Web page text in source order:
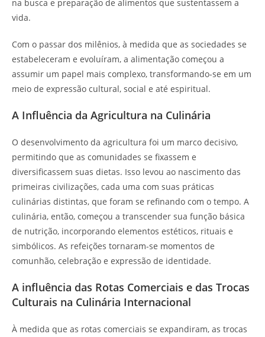
na busca e preparação de alimentos que sustentassem a
vida.
Com o passar dos milênios, à medida que as sociedades se
estabeleceram e evoluíram, a alimentação começou a
assumir um papel mais complexo, transformando-se em um
meio de expressão cultural, social e até espiritual.
A Influência da Agricultura na Culinária
O desenvolvimento da agricultura foi um marco decisivo,
permitindo que as comunidades se fixassem e
diversificassem suas dietas. Isso levou ao nascimento das
primeiras civilizações, cada uma com suas práticas
culinárias distintas, que foram se refinando com o tempo. A
culinária, então, começou a transcender sua função básica
de nutrição, incorporando elementos estéticos, rituais e
simbólicos. As refeições tornaram-se momentos de
comunhão, celebração e expressão de identidade.
A influência das Rotas Comerciais e das Trocas
Culturais na Culinária Internacional
À medida que as rotas comerciais se expandiram, as trocas